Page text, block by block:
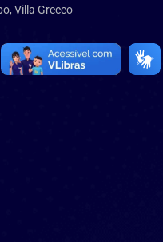
Villa Grecco